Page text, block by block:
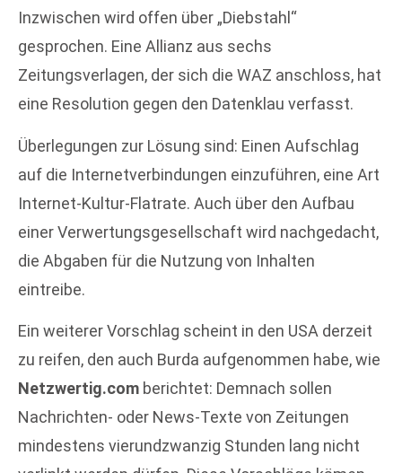
Inzwischen wird offen über „Diebstahl“
gesprochen. Eine Allianz aus sechs
Zeitungsverlagen, der sich die WAZ anschloss, hat
eine Resolution gegen den Datenklau verfasst.
Überlegungen zur Lösung sind: Einen Aufschlag
auf die Internetverbindungen einzuführen, eine Art
Internet-Kultur-Flatrate. Auch über den Aufbau
einer Verwertungsgesellschaft wird nachgedacht,
die Abgaben für die Nutzung von Inhalten
eintreibe.
Ein weiterer Vorschlag scheint in den USA derzeit
zu reifen, den auch Burda aufgenommen habe, wie
Netzwertig.com berichtet: Demnach sollen
Nachrichten- oder News-Texte von Zeitungen
mindestens vierundzwanzig Stunden lang nicht